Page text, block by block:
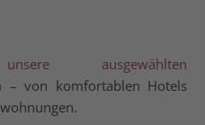
unsere ausgewählten
– von komfortablen Hotels